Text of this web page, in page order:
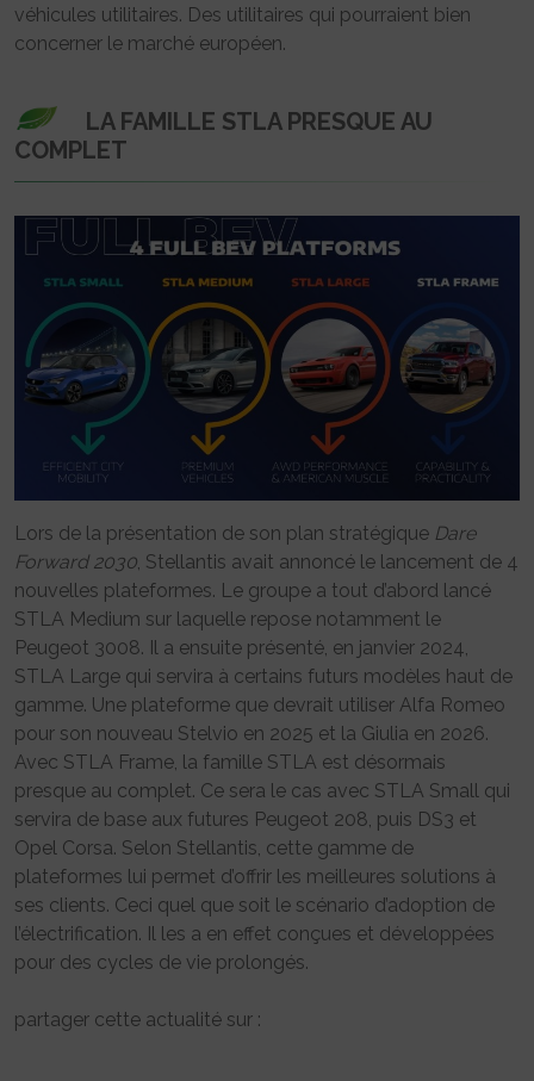
véhicules utilitaires. Des utilitaires qui pourraient bien
concerner le marché européen.
LA FAMILLE STLA PRESQUE AU
COMPLET
Lors de la présentation de son plan stratégique Dare
Forward 2030, Stellantis avait annoncé le lancement de 4
nouvelles plateformes. Le groupe a tout d’abord lancé
STLA Medium sur laquelle repose notamment le
Peugeot 3008. Il a ensuite présenté, en janvier 2024,
STLA Large qui servira à certains futurs modèles haut de
gamme. Une plateforme que devrait utiliser Alfa Romeo
pour son nouveau Stelvio en 2025 et la Giulia en 2026.
Avec STLA Frame, la famille STLA est désormais
presque au complet. Ce sera le cas avec STLA Small qui
servira de base aux futures Peugeot 208, puis DS3 et
Opel Corsa. Selon Stellantis, cette gamme de
plateformes lui permet d’offrir les meilleures solutions à
ses clients. Ceci quel que soit le scénario d’adoption de
l’électrification. Il les a en effet conçues et développées
pour des cycles de vie prolongés.
partager cette actualité sur :